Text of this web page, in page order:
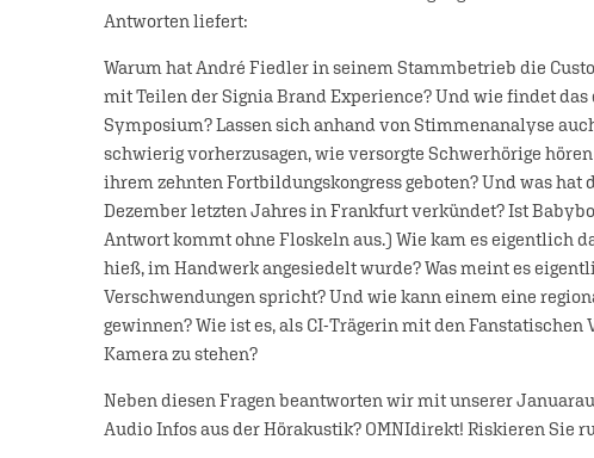
Antworten liefert:
Warum hat André Fiedler in seinem Stammbetrieb die
mit Teilen der Signia Brand Experience? Und wie findet
Symposium? Lassen sich anhand von Stimmenanalyse
schwierig vorherzusagen, wie versorgte Schwerhörige
ihrem zehnten Fortbildungskongress geboten? Und was
Dezember letzten Jahres in Frankfurt verkündet? Ist
Antwort kommt ohne Floskeln aus.) Wie kam es eigentlich
hieß, im Handwerk angesiedelt wurde? Was meint es
Verschwendungen spricht? Und wie kann einem eine
gewinnen? Wie ist es, als CI-Trägerin mit den
Kamera zu stehen?
Neben diesen Fragen beantworten wir mit unserer
Audio Infos aus der Hörakustik? OMNIdirekt! Riskieren Sie